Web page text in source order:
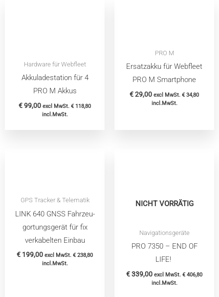
Hardware für Webfleet
Akkuladestation für 4
PRO M Akkus
€99,00 excl MwSt. € 118,80
incl.MwSt.
PRO M
Ersatzakku für Webfleet
PRO M Smartphone
€29,00 excl MwSt. € 34,80
incl.MwSt.
GPS Tracker & Telematik
LINK 640 GNSS Fahrzeu­
g­or­tungs­gerät für fix
verkabelten Einbau
€ 199,00 excl MwSt. € 238,80
incl.MwSt.
NICHT VORRÄTIG
Navigationsgeräte
PRO 7350 – END OF
LIFE!
€339,00 excl MwSt. € 406,80
incl.MwSt.